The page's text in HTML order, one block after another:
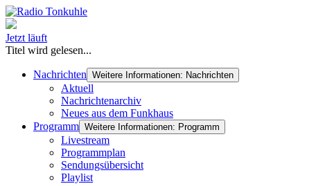
Jetzt läuft
Titel wird gelesen...
Nachrichten Weitere Informationen: Nachrichten
Aktuell
Nachrichtenarchiv
Neues aus dem Funkhaus
Programm Weitere Informationen: Programm
Livestream
Programmplan
Sendungsübersicht
Playlist